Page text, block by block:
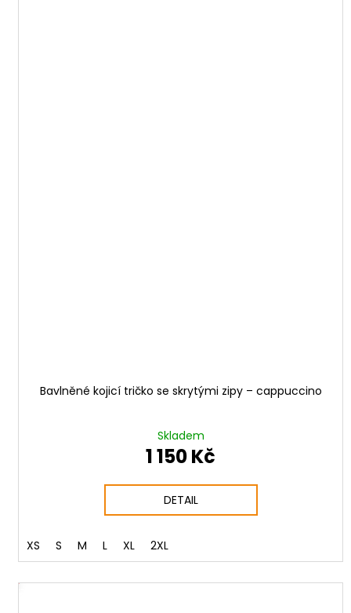
Bavlněné kojicí tričko se skrytými zipy – cappuccino
Skladem
1 150 Kč
DETAIL
XS S M L XL 2XL
SET